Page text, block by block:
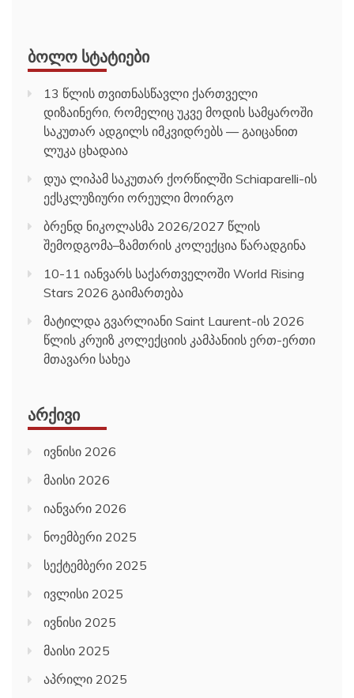
ᲑᲝᲚᲝ ᲡᲢᲐᲢᲘᲔᲑᲘ
13 წლის თვითნასწავლი ქართველი
დიზაინერი, რომელიც უკვე მოდის სამყაროში
საკუთარ ადგილს იმკვიდრებს — გაიცანით
ლუკა ცხადაია
დუა ლიპამ საკუთარ ქორწილში Schiaparelli-ის
ექსკლუზიური ორეული მოირგო
ბრენდ ნიკოლასმა 2026/2027 წლის
შემოდგომა–ზამთრის კოლექცია წარადგინა
10-11 იანვარს საქართველოში World Rising
Stars 2026 გაიმართება
მატილდა გვარლიანი Saint Laurent-ის 2026
წლის კრუიზ კოლექციის კამპანიის ერთ-ერთი
მთავარი სახეა
ᲐᲠᲥᲘᲕᲘ
ივნისი 2026
მაისი 2026
იანვარი 2026
ნოემბერი 2025
სექტემბერი 2025
ივლისი 2025
ივნისი 2025
მაისი 2025
აპრილი 2025